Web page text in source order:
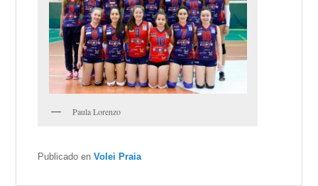
Paula Lorenzo
Publicado en Volei Praia